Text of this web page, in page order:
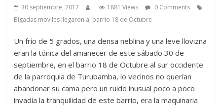
30 septiembre, 2017 1881 Views
0 Comments
Bigadas moviles llegaron al barrio 18 de Octubre
Un frío de 5 grados, una densa neblina y una leve llovizna
eran la tónica del amanecer de este sábado 30 de
septiembre, en el barrio 18 de Octubre al sur occidente
de la parroquia de Turubamba, lo vecinos no querían
abandonar su cama pero un ruido inusual poco a poco
invadía la tranquilidad de este barrio, era la maquinaria